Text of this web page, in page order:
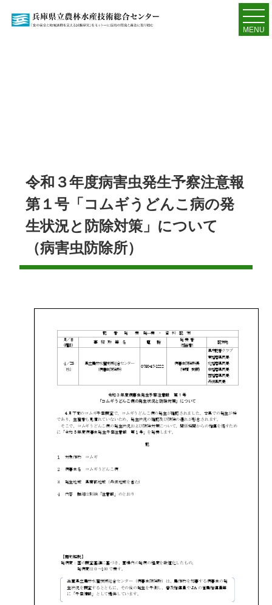
MENU
令和３年度病害虫発生予察注意報
第１号「コムギうどんこ病の発
生状況と防除対策」について
（病害虫防除所）